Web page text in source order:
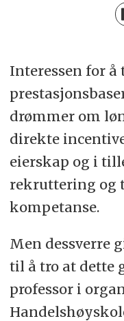
Interessen for
drømmer om
direkte
eierskap og i
rekruttering og
kompetanse.
Men dessverre
til å tro at dette
professor i